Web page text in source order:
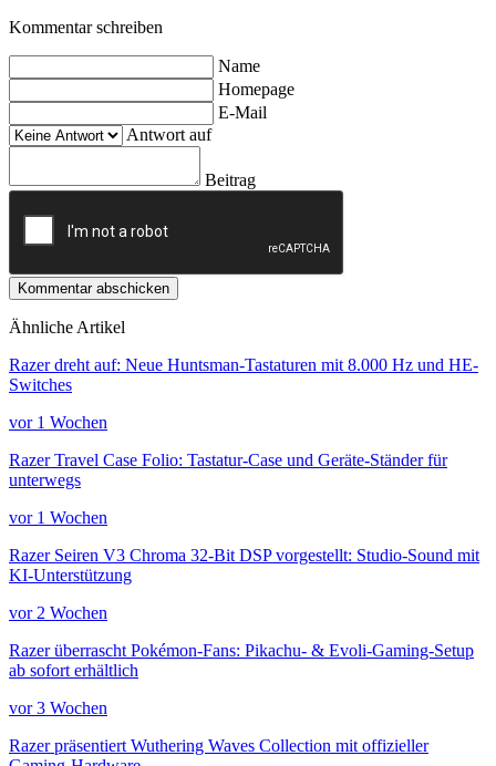
Kommentar schreiben
Name
Homepage
E-Mail
Antwort auf
Beitrag
Kommentar abschicken
Ähnliche Artikel
Razer dreht auf: Neue Huntsman-Tastaturen mit 8.000 Hz und HE-
Switches
vor 1 Wochen
Razer Travel Case Folio: Tastatur-Case und Geräte-Ständer für
unterwegs
vor 1 Wochen
Razer Seiren V3 Chroma 32-Bit DSP vorgestellt: Studio-Sound mit
KI-Unterstützung
vor 2 Wochen
Razer überrascht Pokémon-Fans: Pikachu- & Evoli-Gaming-Setup
ab sofort erhältlich
vor 3 Wochen
Razer präsentiert Wuthering Waves Collection mit offizieller